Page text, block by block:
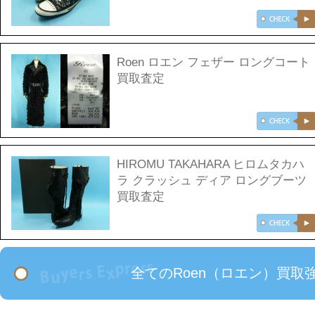
Roen ロエン フェザー ロングコート
買取査定
HIROMU TAKAHARA ヒロムタカハ
ラ クラッシュ ディア ロングブーツ
買取査定
全てのRoen（ロエン）買取